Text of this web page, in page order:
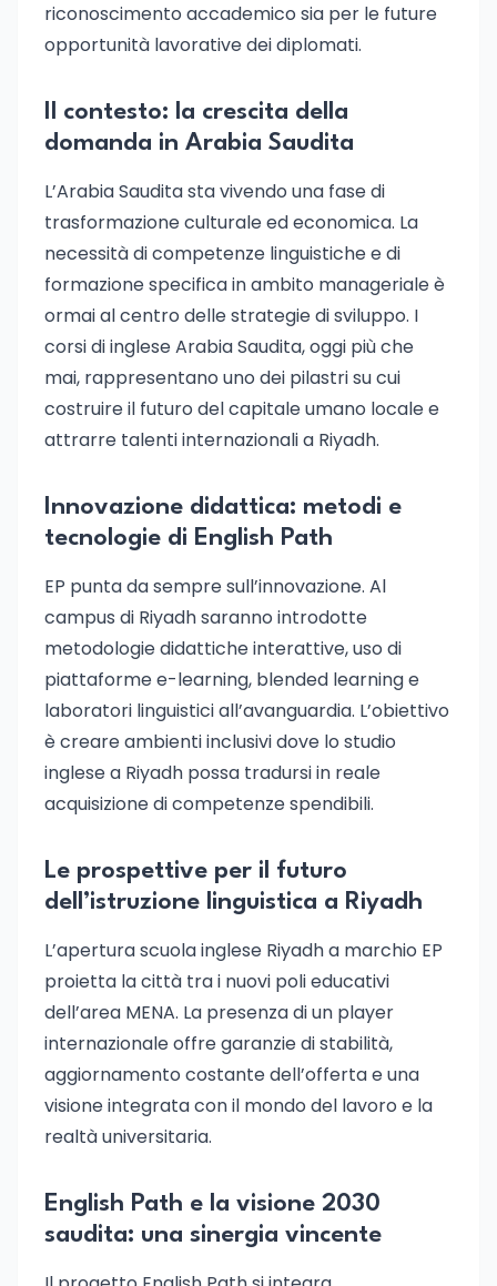
riconoscimento accademico sia per le future
opportunità lavorative dei diplomati.
Il contesto: la crescita della
domanda in Arabia Saudita
L’Arabia Saudita sta vivendo una fase di
trasformazione culturale ed economica. La
necessità di competenze linguistiche e di
formazione specifica in ambito manageriale è
ormai al centro delle strategie di sviluppo. I
corsi di inglese Arabia Saudita, oggi più che
mai, rappresentano uno dei pilastri su cui
costruire il futuro del capitale umano locale e
attrarre talenti internazionali a Riyadh.
Innovazione didattica: metodi e
tecnologie di English Path
EP punta da sempre sull’innovazione. Al
campus di Riyadh saranno introdotte
metodologie didattiche interattive, uso di
piattaforme e-learning, blended learning e
laboratori linguistici all’avanguardia. L’obiettivo
è creare ambienti inclusivi dove lo studio
inglese a Riyadh possa tradursi in reale
acquisizione di competenze spendibili.
Le prospettive per il futuro
dell’istruzione linguistica a Riyadh
L’apertura scuola inglese Riyadh a marchio EP
proietta la città tra i nuovi poli educativi
dell’area MENA. La presenza di un player
internazionale offre garanzie di stabilità,
aggiornamento costante dell’offerta e una
visione integrata con il mondo del lavoro e la
realtà universitaria.
English Path e la visione 2030
saudita: una sinergia vincente